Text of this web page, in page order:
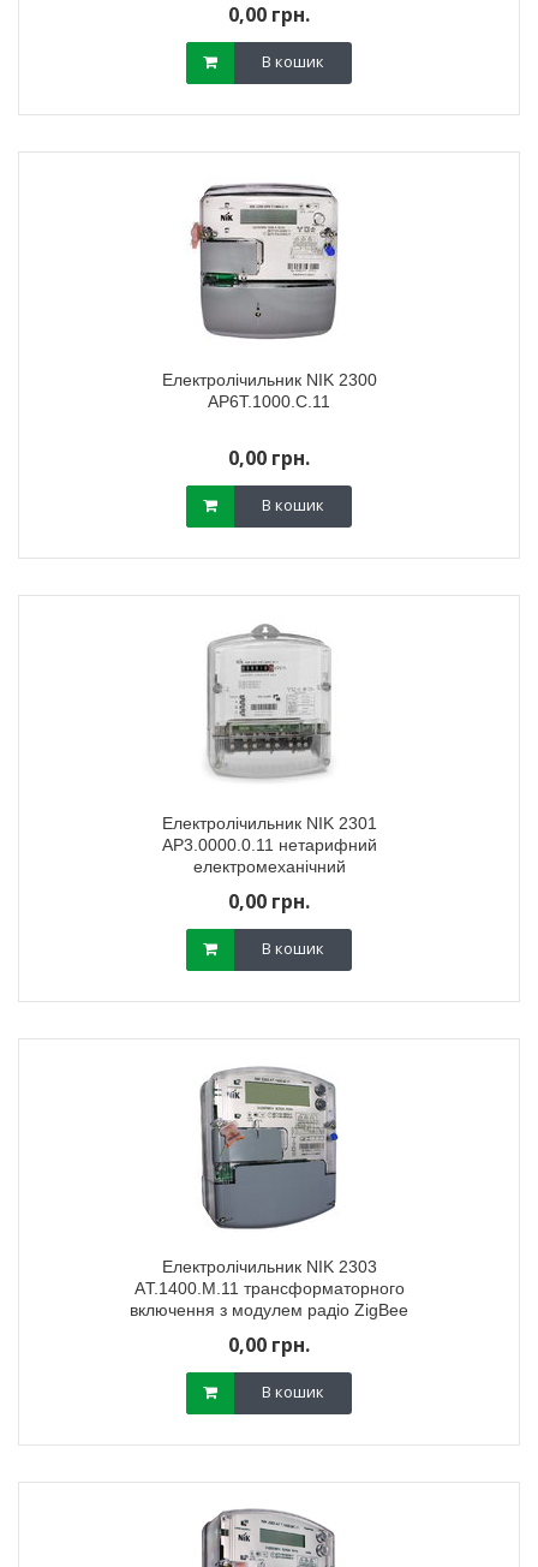
0,00 грн.
В кошик
Електролічильник NIK 2300
АР6Т.1000.C.11
0,00 грн.
В кошик
Електролічильник NIK 2301
AP3.0000.0.11 нетарифний
електромеханічний
0,00 грн.
В кошик
Електролічильник NIK 2303
AТ.1400.M.11 трансформаторного
включення з модулем радіо ZigBee
0,00 грн.
В кошик